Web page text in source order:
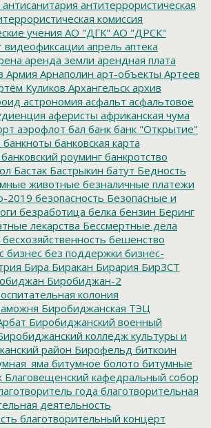
антисанитария антитеррористическая
комиссия
учения АО "ДГК" АО "ДРСК"
видеофиксации апрель аптека
аренда земли арендная плата
Армия Арнаполин арт-объекты Артеев
Куликов Архангельск архив
астрономия асфальт асфальтовое
аферисты африканская чума
аэрофлот бал банк банк "Открытие"
банкноты банковская карта
банковский роуминг банкротство
Бастак Бастрыкин батут Бедность
животные безналичные платежи
2019 безопасность Безопасные и
безработица белка бензин Беринг
лекарства Бессмертные дела
бесхозяйственность бешенство
бизнес без поддержки бизнес-
Бира Биракан Бирария БирЗСТ
Биробиджан-2
колония
Биробиджанская ТЭЦ
Биробиджанский военный
колледж культуры и
район Бирофельд биткоин
битумное болото битумные
Благовещенский кафедральный собор
года благотворительная
деятельность
благотворительный концерт